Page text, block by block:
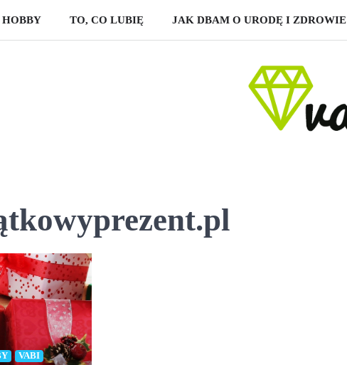
TO, CO LUBIĘ JAK DBAM O URODĘ I ZDROWIE
VABI